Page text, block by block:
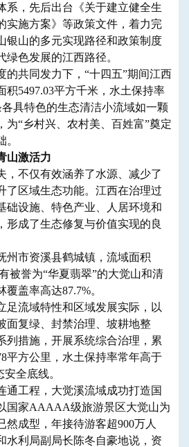
系，先后出台《关于建立健全生
实施方案》等政策文件，着力完
银山的多元实现路径和政策制度
色发展的江西路径。
共同发力下，“十四五”期间江西
积5497.03平方千米，水土保持率
各具特色的生态清洁小流域如一颗
为“乡村兴、农村美、百姓富”奠定
山激活力
不仅有效涵养了水源、减少了
了区域生态功能。江西在治理过
础设施、特色产业、人居环境和
形成了生态修复与价值实现的良
市资溪县鹤城镇，流域面积
被誉为“华夏翡翠”的大觉山和清
盖率高达87.7%。
流域特性和区域发展实际，以
面复绿、封禁治理、坡耕地整
列措施，开展系统综合治理，累
平方公里，水土保持率常年高于
全底线。
工程，大觉溪流域成功打造国
国家AAAAA级旅游景区大觉山为
然成型，年接待游客超900万人
水利局副局长陈冬自豪地说，资